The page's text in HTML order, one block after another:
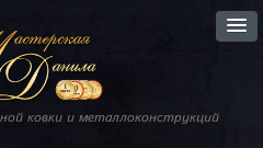
ковки и металлоконструкций